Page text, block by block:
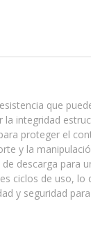
que
integridad
proteger el
y la
descarga para
ciclos de uso,
y seguridad